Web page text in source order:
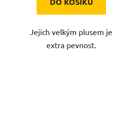
Jejich velkým plusem je
extra pevnost.